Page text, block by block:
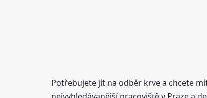
Potřebujete jít na odběr krve a chcete